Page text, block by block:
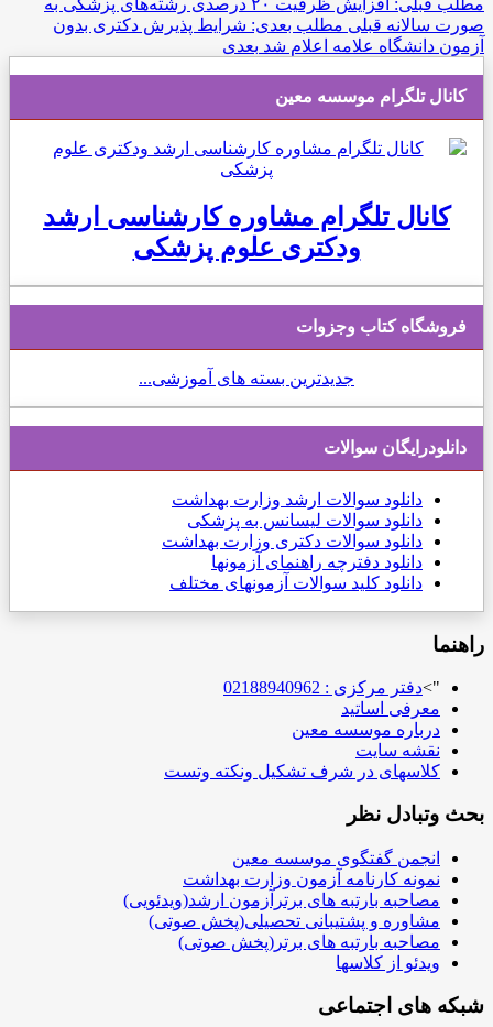
مطلب قبلی: افزایش ظرفیت ۲۰ درصدی رشته‌های پزشکی به
صورت سالانه قبلی مطلب بعدی: شرایط پذیرش دکتری بدون
آزمون دانشگاه علامه اعلام شد بعدی
کانال تلگرام موسسه معین
کانال تلگرام مشاوره کارشناسی ارشد
ودکتری علوم پزشکی
فروشگاه کتاب وجزوات
جدیدترین بسته های آموزشی...
دانلودرایگان سوالات
دانلود سوالات ارشد وزارت بهداشت
دانلود سوالات لیسانس به پزشکی
دانلود سوالات دکتری وزارت بهداشت
دانلود دفترچه راهنمای آزمونها
دانلود کلید سوالات آزمونهای مختلف
راهنما
">دفتر مرکزی : 02188940962
معرفی اساتید
درباره موسسه معین
نقشه سایت
کلاسهای در شرف تشکیل ونکته وتست
بحث وتبادل نظر
انجمن گفتگوی موسسه معین
نمونه کارنامه آزمون وزارت بهداشت
مصاحبه بارتبه های برترآزمون ارشد(ویدئویی)
مشاوره و پشتیبانی تحصیلی(پخش صوتی)
مصاحبه بارتبه های برتر(پخش صوتی)
ویدئو از کلاسها
شبکه های اجتماعی